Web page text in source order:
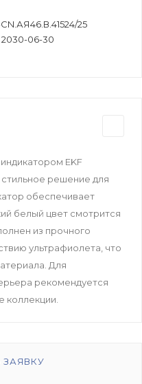
25
2030-06-30
EKF
решение для
обеспечивает
белый цвет смотрится
из прочного
ультрафиолета, что
Для
рекомендуется
коллекции.
ЗАЯВКУ